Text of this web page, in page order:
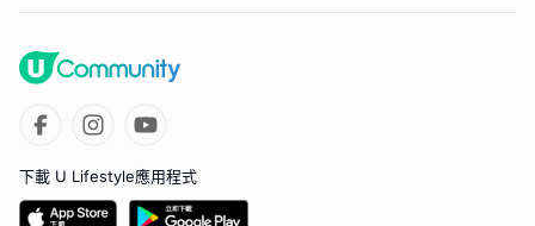
下載 U Lifestyle應用程式